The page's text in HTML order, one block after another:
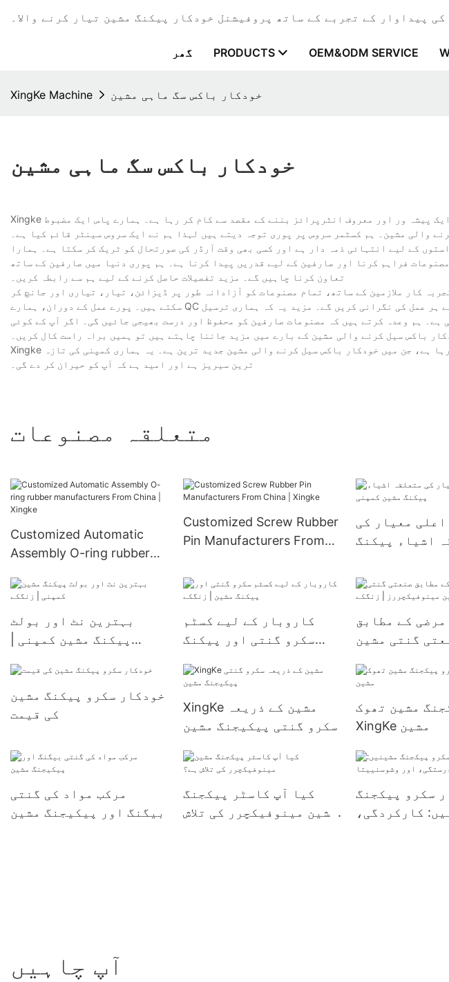
گھر PRODUCTS OEM&ODM SERVICE
XingKe Machine خودکار باکس سگ ماہی مشین
خودکار باکس سگ ماہی مشین
Xingke ایک پیشہ ور اور معروف انٹرپرائز بننے کے مقصد سے کام کر رہا ہے۔ ہمارے پاس ایک مضبوط R&D ٹیم ہے جو ہماری نئی مصنوعات کی مسلسل ترقی
والی مشین۔ ہم کسٹمر سروس پر پوری توجہ دیتے ہیں لہذا ہم نے ایک سروس سینٹر قائم کیا ہے۔
کے لیے انتہائی ذمہ دار ہے اور کسی بھی وقت آرڈر کی صورتحال کو ٹریک کر سکتا ہے۔ ہمارا
فراہم کرنا اور صارفین کے لیے قدریں پیدا کرنا ہے۔ ہم پوری دنیا میں صارفین کے ساتھ
تعاون کرنا چاہیں گے۔ مزید تفصیلات حاصل کرنے کے لیے ہم سے رابطہ کریں۔
کار ملازمین کے ساتھ، تمام مصنوعات کو آزادانہ طور پر ڈیزائن، تیار، تیاری اور جانچ کر
سکتے ہیں۔ پورے عمل کے دوران، ہمارے QC پروفیشنلز پروڈکٹ کے معیار کو یقینی بنانے کے لیے ہر عمل کی نگرانی کریں گے۔ مزید یہ کہ ہماری ترسیل
ہے۔ ہم وعدہ کرتے ہیں کہ مصنوعات صارفین کو محفوظ اور درست بھیجی جائیں گی۔ اگر آپ کے کوئی
باکس سیل کرنے والی مشین کے بارے میں مزید جاننا چاہتے ہیں تو ہمیں براہ راست کال کریں۔
Xingke باقاعدگی سے مصنوعات تیار کرنے پر توجہ مرکوز کر رہا ہے، جن میں خودکار باکس سیل کرنے والی مشین جدید ترین ہے۔ یہ ہماری کمپنی کی تازہ
ترین سیریز ہے اور امید ہے کہ آپ کو حیران کر دے گی۔
متعلقہ مصنوعات
Customized Automatic
Assembly O-ring rubber
| Xingke
Customized Screw Rubber
Pin Manufacturers From
اعلی معیار کی
اشیاء پیکنگ
بہترین نٹ اور بولٹ
پیکنگ مشین کمپنی |
کاروبار کے لیے کسٹم
سکرو گنتی اور پیکنگ
مرضی کے مطابق
گنتی مشین
خودکار سکرو پیکنگ مشین
کی قیمت
XingKe مشین کے ذریعہ
سکرو گنتی پیکیجنگ مشین
مشین تھوک -
XingKe مشین
مرکب مواد کی گنتی
بیگنگ اور پیکیجنگ مشین
کیا آپ کاسٹر پیکجنگ
مشین مینوفیکچرر کی تلاش
سکرو پیکجنگ
کارکردگی،
آپ چاہیں